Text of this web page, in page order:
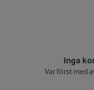
Inga
Var först med